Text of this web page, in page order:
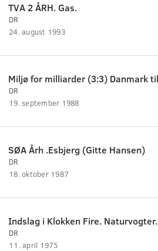
TVA 2 ÅRH. Gas.
DR
24. august 1993
DR
19. september 1988
SØA Årh .Esbjerg (Gitte Hansen)
DR
18. oktober 1987
Indslag i Klokken Fire. Naturvogter.
DR
11. april 1975